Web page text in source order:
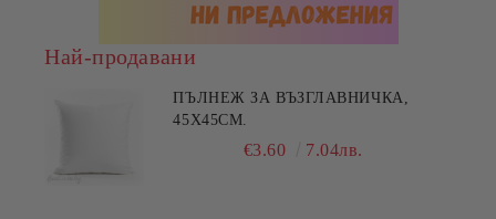
Най-продавани
ПЪЛНЕЖ ЗА ВЪЗГЛАВНИЧКА,
45X45СМ.
€3.60 7.04лв.